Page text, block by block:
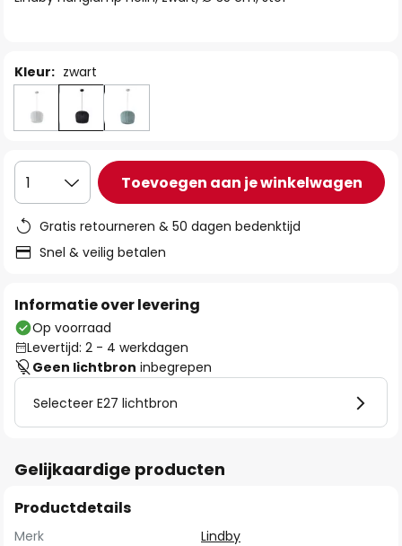
Kleur: zwart
1 Toevoegen aan je winkelwagen
Gratis retourneren & 50 dagen bedenktijd
Snel & veilig betalen
Informatie over levering
Op voorraad
Levertijd: 2 - 4 werkdagen
Geen lichtbron inbegrepen
Selecteer E27 lichtbron
Gelijkaardige producten
Productdetails
Merk
Lindby